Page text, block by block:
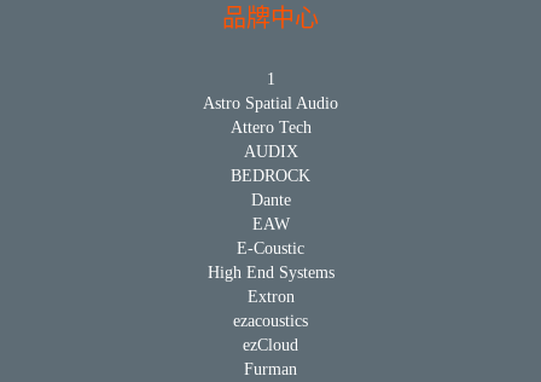
品牌中心
1
Astro Spatial Audio
Attero Tech
AUDIX
BEDROCK
Dante
EAW
E-Coustic
High End Systems
Extron
ezacoustics
ezCloud
Furman